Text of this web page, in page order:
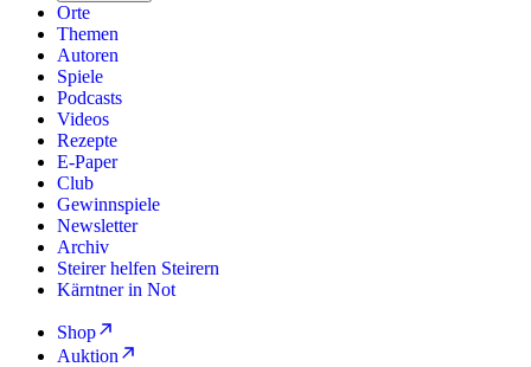
Orte
Themen
Autoren
Spiele
Podcasts
Videos
Rezepte
E-Paper
Club
Gewinnspiele
Newsletter
Archiv
Steirer helfen Steirern
Kärntner in Not
Shop
Auktion